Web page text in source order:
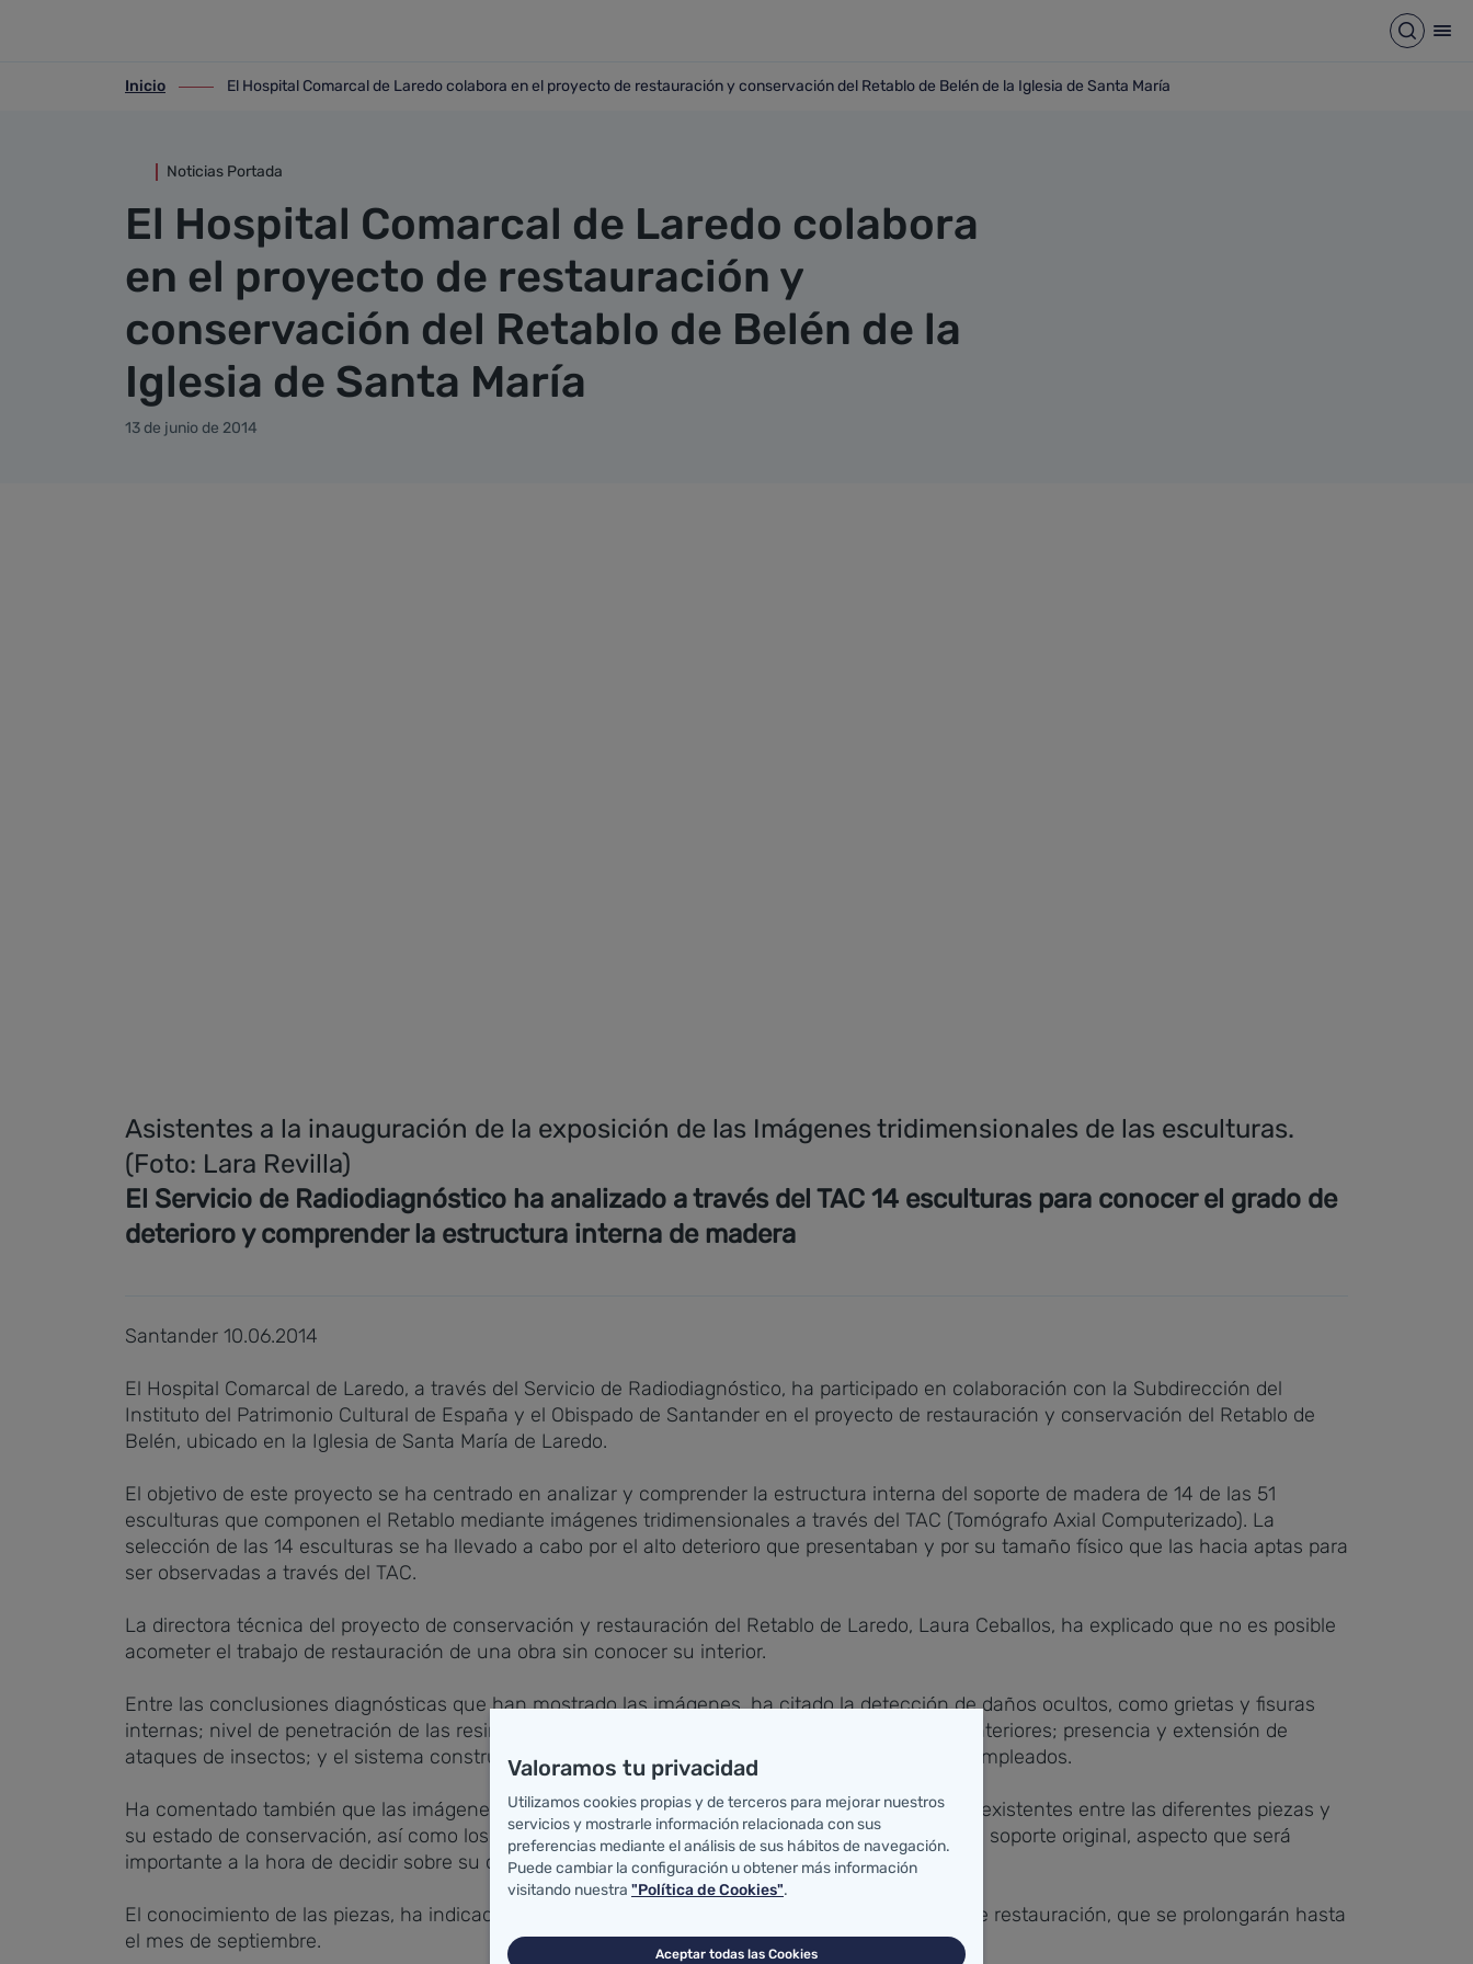
Abrir
ir-a inicio
Inicio
ir-a El Hospital Comarcal de Laredo colabora en el proyecto de restauración y conservación del Retablo de Belén de la Iglesia de Santa María
El Hospital Comarcal de Laredo colabora en el proyecto de restauración y conservación del Retablo de Belén de la Iglesia de Santa María
Noticias Portada
El Hospital Comarcal de Laredo colabora
en el proyecto de restauración y
conservación del Retablo de Belén de la
Iglesia de Santa María
13 de junio de 2014
Asistentes a la inauguración de la exposición de las Imágenes tridimensionales de las esculturas.
(Foto: Lara Revilla)
El Servicio de Radiodiagnóstico ha analizado a través del TAC 14 esculturas para conocer el grado de
deterioro y comprender la estructura interna de madera
Santander 10.06.2014
El Hospital Comarcal de Laredo, a través del Servicio de Radiodiagnóstico, ha participado en colaboración con la Subdirección del
Instituto del Patrimonio Cultural de España y el Obispado de Santander en el proyecto de restauración y conservación del Retablo de
Belén, ubicado en la Iglesia de Santa María de Laredo.
El objetivo de este proyecto se ha centrado en analizar y comprender la estructura interna del soporte de madera de 14 de las 51
esculturas que componen el Retablo mediante imágenes tridimensionales a través del TAC (Tomógrafo Axial Computerizado). La
selección de las 14 esculturas se ha llevado a cabo por el alto deterioro que presentaban y por su tamaño físico que las hacia aptas para
ser observadas a través del TAC.
La directora técnica del proyecto de conservación y restauración del Retablo de Laredo, Laura Ceballos, ha explicado que no es posible
acometer el trabajo de restauración de una obra sin conocer su interior.
Entre las conclusiones diagnósticas que han mostrado las imágenes, ha citado la detección de daños ocultos, como grietas y fisuras
internas; nivel de penetración de las resinas empleadas en los tratamientos de conservación anteriores; presencia y extensión de
ataques de insectos; y el sistema constructivo de la obra y número de fragmentos de madera empleados.
Ha comentado también que las imágenes tridimensionales han reflejado los sistemas de unión existentes entre las diferentes piezas y
su estado de conservación, así como los materiales de relleno añadidos y su grado de fijación al soporte original, aspecto que será
importante a la hora de decidir sobre su conservación o eliminación.
El conocimiento de las piezas, ha indicado, nos ha dado seguridad para acometer los trabajos de restauración, que se prolongarán hasta
el mes de septiembre.
Valoramos tu privacidad
Utilizamos cookies propias y de terceros para mejorar nuestros
servicios y mostrarle información relacionada con sus
preferencias mediante el análisis de sus hábitos de navegación.
Puede cambiar la configuración u obtener más información
visitando nuestra "Política de Cookies".
Aceptar todas las Cookies